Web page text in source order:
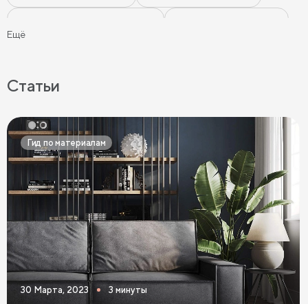
Фиолетовые диваны Оранжевые диваны
Желтые диваны Красные диваны
Диваны шириной 110 см Раскладные диваны
Диваны в скандинавском стиле Диваны в стиле лофт
Белые диваны Бежевые диваны Зеленые диваны
Голубые диваны Выдвижные диваны
Диваны Пантограф Диваны Аккордеон
Ещё
Статьи
Гид по материалам
30 Марта, 2023 3 минуты